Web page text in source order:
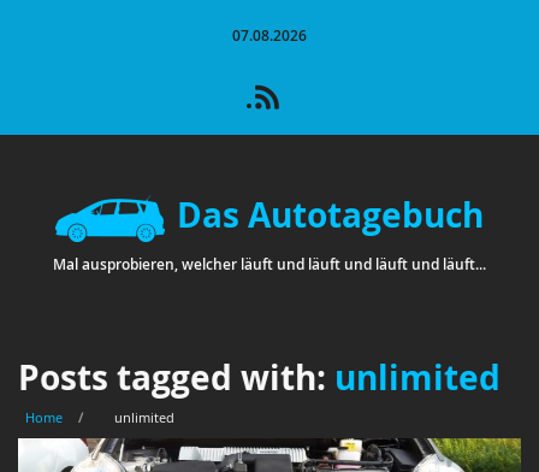
07.08.2026
Das Autotagebuch
Mal ausprobieren, welcher läuft und läuft und läuft und läuft...
Posts tagged with: unlimited
Home / unlimited